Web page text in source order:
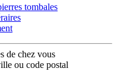
tombales
de chez vous
ou code postal